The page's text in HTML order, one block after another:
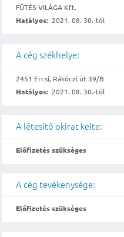
FŰTÉS-VILÁGA Kft.
Hatályos: 2021. 08. 30.-tól
A cég székhelye:
2451 Ercsi, Rákóczi út 39/B
Hatályos: 2021. 08. 30.-tól
A létesítő okirat kelte:
Előfizetés szükséges
A cég tevékenysége:
Előfizetés szükséges